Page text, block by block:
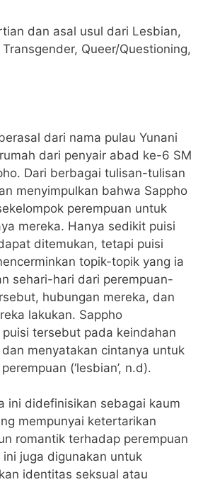
dan asal usul dari Lesbian,
Queer/Questioning,
dari nama pulau Yunani
dari penyair abad ke-6 SM
Dari berbagai tulisan-tulisan
menyimpulkan bahwa Sappho
perempuan untuk
mereka. Hanya sedikit puisi
ditemukan, tetapi puisi
topik-topik yang ia
sehari-hari dari perempuan-
hubungan mereka, dan
lakukan. Sappho
tersebut pada keindahan
menyatakan cintanya untuk
(‘lesbian’, n.d).
ini didefinisikan sebagai kaum
mempunyai ketertarikan
romantik terhadap perempuan
ini juga digunakan untuk
identitas seksual atau